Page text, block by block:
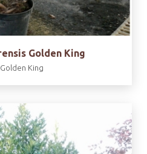
Golden King
King